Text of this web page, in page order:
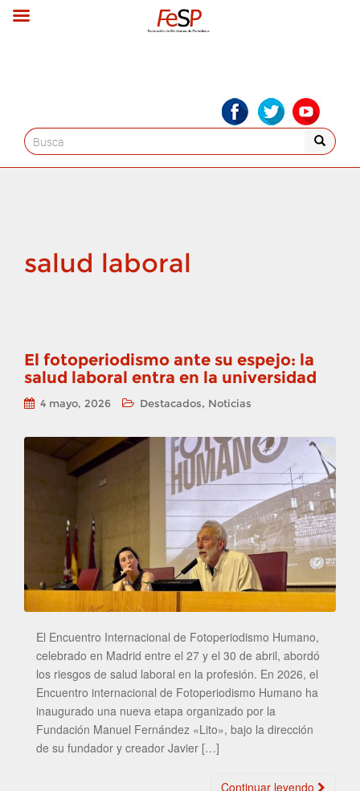
Search
for:
salud laboral
El fotoperiodismo ante su espejo: la
salud laboral entra en la universidad
4 mayo, 2026 Destacados, Noticias
El Encuentro Internacional de Fotoperiodismo Humano,
celebrado en Madrid entre el 27 y el 30 de abril, abordó
los riesgos de salud laboral en la profesión. En 2026, el
Encuentro internacional de Fotoperiodismo Humano ha
inaugurado una nueva etapa organizado por la
Fundación Manuel Fernández «Lito», bajo la dirección
de su fundador y creador Javier […]
Continuar leyendo